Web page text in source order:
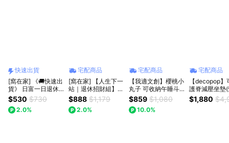
快速出貨
[窩在家] 《🚚快速出
貨》 日富一日退休
午睡毯 🎂 生日禮物
｜招財｜辦公室｜毯
子｜實用｜同事｜上
$530 $730
2.0%
宅配商品
[窩在家] 【人生下一
站｜退休招財組】
🎂 生日禮物｜招財
｜辦公室｜實用｜同
事｜上班族｜獅子座
$888 $1,179
2.0%
宅配商品
【我適文創】櫻桃小
丸子 可收納午睡斗
篷 毛毯 毯子 披肩 午
睡毯
$859 $1,080
10.0%
宅配商品
【decopop】
護脊減壓坐墊
坐姿/護腰)
生日禮 | 辦公
$1,880